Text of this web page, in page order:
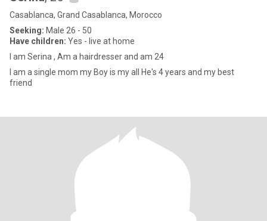
Casablanca, Grand Casablanca, Morocco
Seeking: Male 26 - 50
Have children: Yes - live at home
I am Serina , Am a hairdresser and am 24
I am a single mom my Boy is my all He's 4 years and my best
friend